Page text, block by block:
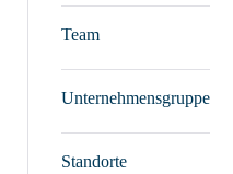
Team
Unternehmensgruppe
Standorte